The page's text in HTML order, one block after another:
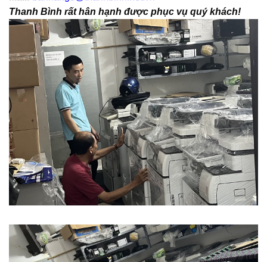
Thanh Bình rất hân hạnh được phục vụ quý khách!